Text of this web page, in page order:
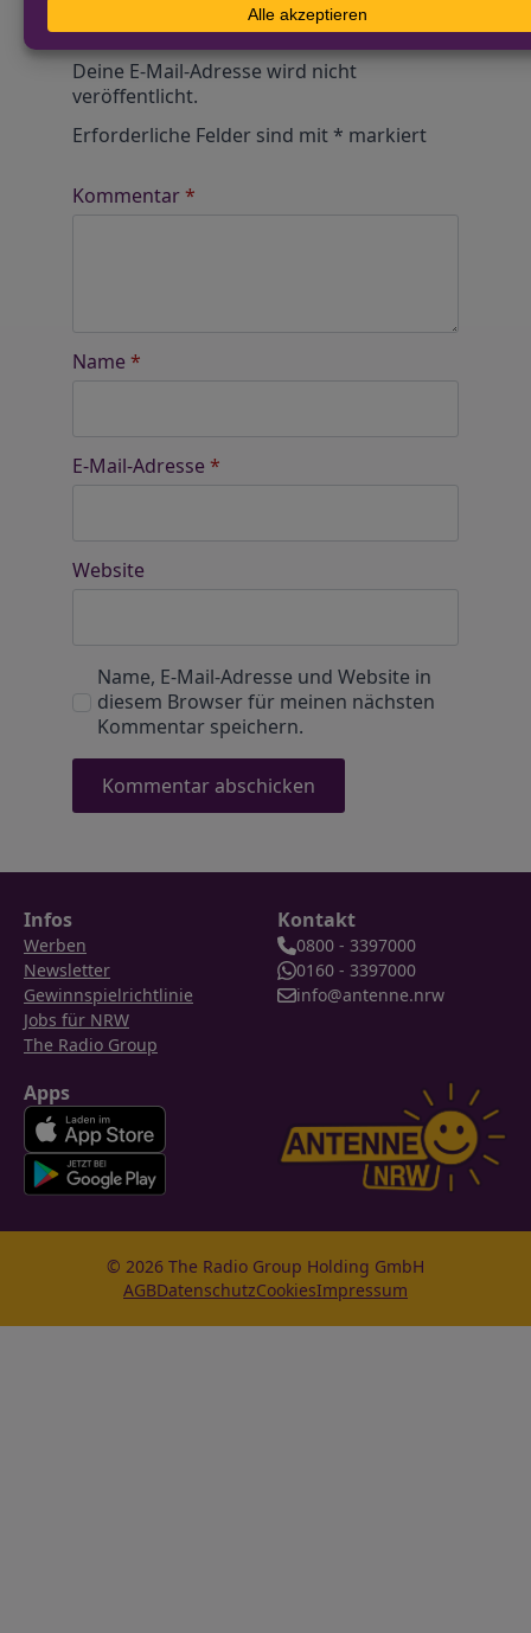
Schreibe einen Kommentar
Deine E-Mail-Adresse wird nicht
veröffentlicht.
Erforderliche Felder sind mit * markiert
Kommentar*
Name *
E-Mail-Adresse *
Website
Name, E-Mail-Adresse und Website in
diesem Browser für meinen nächsten
Kommentar speichern.
Alternative:
Infos
Werben
Newsletter
Gewinnspielrichtlinie
Jobs für NRW
The Radio Group
Kontakt
0800 - 3397000
0160 - 3397000
info@antenne.nrw
Apps
© 2026 The Radio Group Holding GmbH
AGBDatenschutzCookiesImpressum